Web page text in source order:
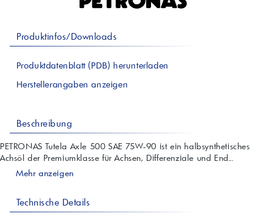
Produktinfos/Downloads
Produktdatenblatt (PDB) herunterladen
Herstellerangaben anzeigen
Beschreibung
PETRONAS Tutela Axle 500 SAE 75W-90 ist ein halbsynthetisches
Achsöl der Premiumklasse für Achsen, Differenziale und End...
Mehr anzeigen
Technische Details